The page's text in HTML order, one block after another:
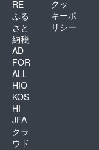
RE
ふる
さと
納税
AD
FOR
ALL
HIO
KOS
HI
JFA
クラ
ウド
クッ
キーポ
リシー